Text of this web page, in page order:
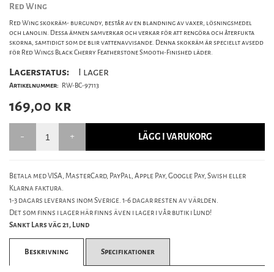
Red Wing
Red Wing skokräm- burgundy, består av en blandning av vaxer, lösningsmedel
och lanolin. Dessa ämnen samverkar och verkar för att rengöra och återfukta
skorna, samtidigt som de blir vattenavvisande. Denna skokräm är speciellt avsedd
för Red Wings Black Cherry Featherstone Smooth-Finished läder.
Lagerstatus: I lager
Artikelnummer: RW-BC-97113
169,00 kr
LÄGG I VARUKORG
Betala med VISA, MasterCard, PayPal, Apple Pay, Google Pay, Swish eller
Klarna faktura.
1-3 dagars leverans inom Sverige. 1-6 dagar resten av världen.
Det som finns i lager här finns även i lager i vår butik i Lund!
Sankt Lars väg 21, Lund
Beskrivning Specifikationer